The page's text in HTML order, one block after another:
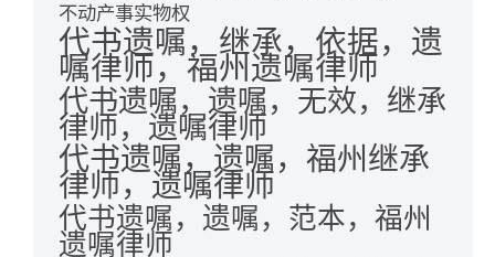
不动产事实物权
代书遗嘱，继承，依据，遗
嘱律师，福州遗嘱律师
代书遗嘱，遗嘱，无效，继承
律师，遗嘱律师
代书遗嘱，遗嘱，福州继承
律师，遗嘱律师
代书遗嘱，遗嘱，范本，福州
遗嘱律师